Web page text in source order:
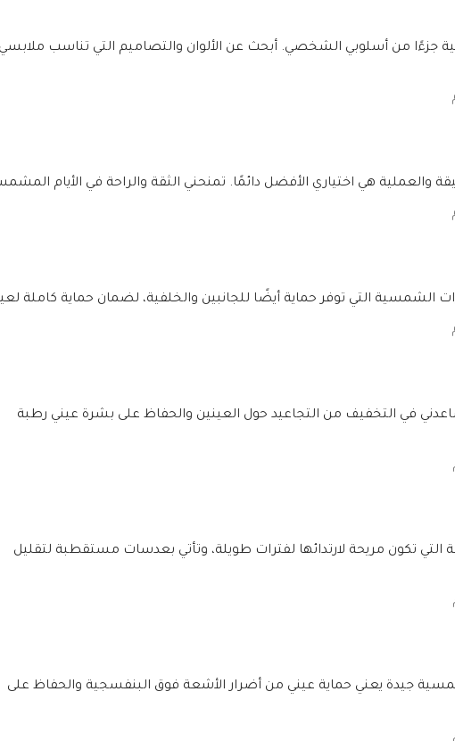
جزءًا من أسلوبي الشخصي. أبحث عن الألوان والتصاميم التي تناسب
والعملية هي اختياري الأفضل دائمًا. تمنحني الثقة والراحة في الأيام
الشمسية التي توفر حماية أيضًا للجانبين والخلفية، لضمان حماية كاملة
في التخفيف من التجاعيد حول العينين والحفاظ على بشرة عيني رطبة
التي تكون مريحة لارتدائها لفترات طويلة، وتأتي بعدسات مستقطبة لتقليل
جيدة يعني حماية عيني من أضرار الأشعة فوق البنفسجية والحفاظ على